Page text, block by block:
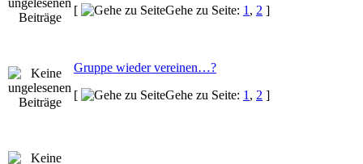
[
Gehe zu Seite: 1 , 2 ]
Gruppe wieder vereinen…?
[
Gehe zu Seite: 1 , 2 ]